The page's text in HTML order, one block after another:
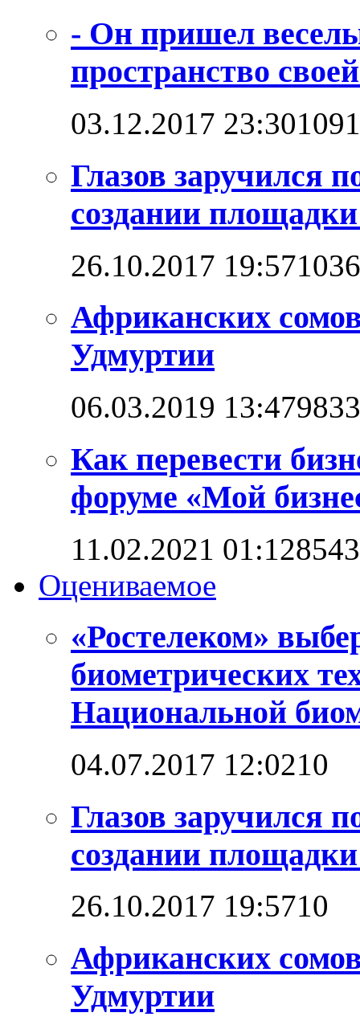
- Он пришел
пространство
03.12.2017 23:30
Глазов заручился
создании
26.10.2017 19:57
Африканских
Удмуртии
06.03.2019 13:479833
Как перевести
форуме «Мой
11.02.2021 01:128543
Оцениваемое
«Ростелеком»
биометрических
Национальной
04.07.2017 12:0210
Глазов заручился
создании
26.10.2017 19:5710
Африканских
Удмуртии